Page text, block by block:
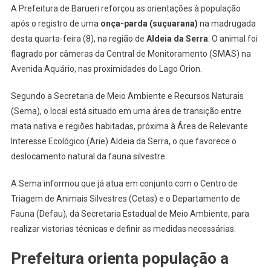
Reforça
Medidas
Preventivas
Após
Onça-
Parda
Em
A Prefeitura de Barueri reforçou as orientações à população
após o registro de uma onça-parda (suçuarana) na madrugada
desta quarta-feira (8), na região de Aldeia da Serra . O animal foi
flagrado por câmeras da Central de Monitoramento (SMAS) na
Avenida Aquário, nas proximidades do Lago Orion.
Segundo a Secretaria de Meio Ambiente e Recursos Naturais
(Sema), o local está situado em uma área de transição entre
mata nativa e regiões habitadas, próxima à Área de Relevante
Interesse Ecológico (Arie) Aldeia da Serra, o que favorece o
deslocamento natural da fauna silvestre.
A Sema informou que já atua em conjunto com o Centro de
Triagem de Animais Silvestres (Cetas) e o Departamento de
Fauna (Defau), da Secretaria Estadual de Meio Ambiente, para
realizar vistorias técnicas e definir as medidas necessárias.
Prefeitura orienta população a